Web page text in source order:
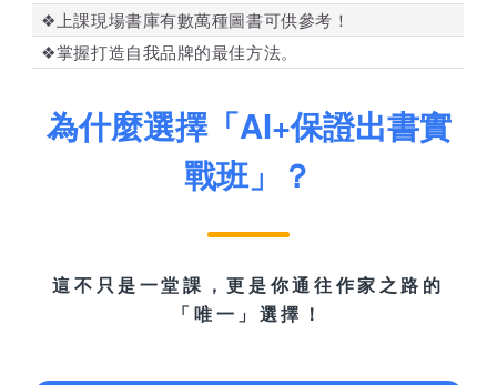
❖上課現場書庫有數萬種圖書可供參考！
❖掌握打造自我品牌的最佳方法。
為什麼選擇「AI+保證出書實
戰班」？
這不只是一堂課，更是你通往作家之路的
「唯一」選擇！